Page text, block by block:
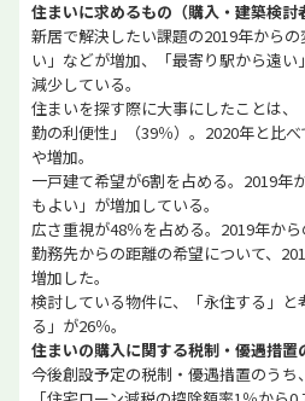
住まいに求めるもの（購入・建築検討
新居で解決したい課題の2019年から
い」などが増加、「最寄り駅から遠
減少している。
住まいを探す際に大事にしたことは
勤の利便性」（39％）。2020年と比
や増加。
一戸建て希望が6割を占める。2019年
もよい」が増加している。
広さ重視が48％を占める。2019年か
勤務先からの距離の希望について、
増加した。
検討している物件に、「永住する」
る」が26％。
住まいの購入に関する税制・優遇措置
今後創設予定の税制・優遇措置のう